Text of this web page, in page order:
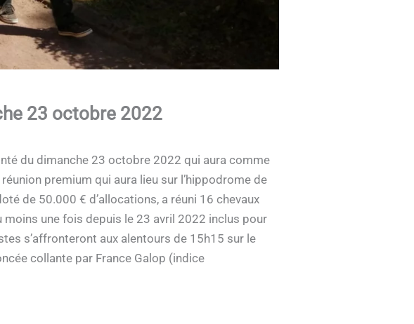
23 octobre 2022
du dimanche 23 octobre 2022 qui aura comme
premium qui aura lieu sur l’hippodrome de
de 50.000 € d’allocations, a réuni 16 chevaux
une fois depuis le 23 avril 2022 inclus pour
s’affronteront aux alentours de 15h15 sur le
collante par France Galop (indice